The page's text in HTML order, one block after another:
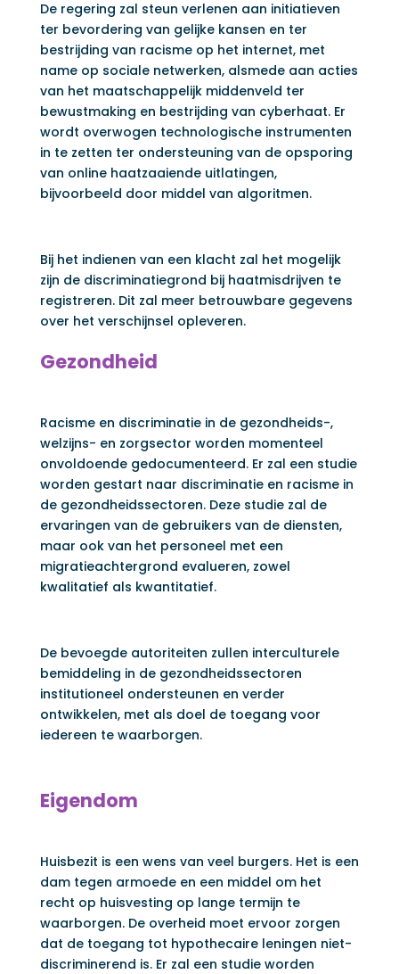
De regering zal steun verlenen aan initiatieven
ter bevordering van gelijke kansen en ter
bestrijding van racisme op het internet, met
name op sociale netwerken, alsmede aan acties
van het maatschappelijk middenveld ter
bewustmaking en bestrijding van cyberhaat. Er
wordt overwogen technologische instrumenten
in te zetten ter ondersteuning van de opsporing
van online haatzaaiende uitlatingen,
bijvoorbeeld door middel van algoritmen.
Bij het indienen van een klacht zal het mogelijk
zijn de discriminatiegrond bij haatmisdrijven te
registreren. Dit zal meer betrouwbare gegevens
over het verschijnsel opleveren.
Gezondheid
Racisme en discriminatie in de gezondheids-,
welzijns- en zorgsector worden momenteel
onvoldoende gedocumenteerd. Er zal een studie
worden gestart naar discriminatie en racisme in
de gezondheidssectoren. Deze studie zal de
ervaringen van de gebruikers van de diensten,
maar ook van het personeel met een
migratieachtergrond evalueren, zowel
kwalitatief als kwantitatief.
De bevoegde autoriteiten zullen interculturele
bemiddeling in de gezondheidssectoren
institutioneel ondersteunen en verder
ontwikkelen, met als doel de toegang voor
iedereen te waarborgen.
Eigendom
Huisbezit is een wens van veel burgers. Het is een
dam tegen armoede en een middel om het
recht op huisvesting op lange termijn te
waarborgen. De overheid moet ervoor zorgen
dat de toegang tot hypothecaire leningen niet-
discriminerend is. Er zal een studie worden